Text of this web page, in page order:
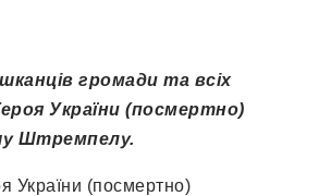
громади та всіх
України (посмертно)
Штремпелу.
України (посмертно)